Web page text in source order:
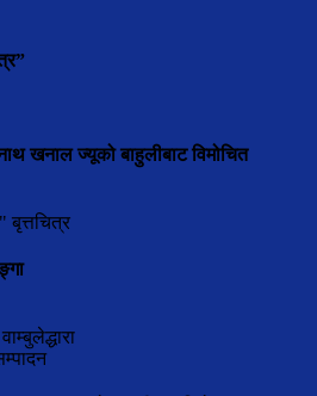
खनाल ज्यूको बाहुलीबाट विमोचित
बृत्तचित्र